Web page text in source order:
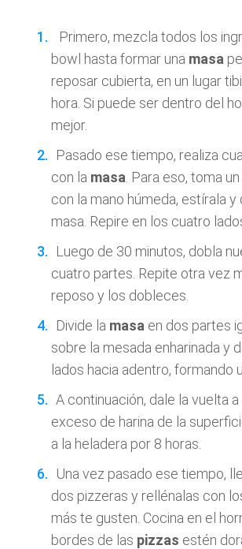
Primero, mezcla todos los
bowl hasta formar una masa
reposar cubierta, en un lugar
hora. Si puede ser dentro del
mejor.
Pasado ese tiempo, realiza
con la masa . Para eso, toma
con la mano húmeda, estírala y
masa. Repire en los cuatro
Luego de 30 minutos, dobla
cuatro partes. Repite otra vez
reposo y los dobleces.
Divide la masa en dos partes
sobre la mesada enharinada y
lados hacia adentro, formando
A continuación, dale la vuelta a
exceso de harina de la
a la heladera por 8 horas.
Una vez pasado ese tiempo,
dos pizzeras y rellénalas con
más te gusten. Cocina en el
bordes de las pizzas estén